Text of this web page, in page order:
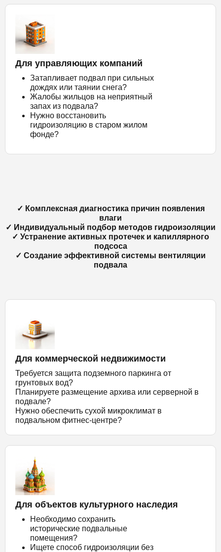
Для управляющих компаний
Затапливает подвал при сильных
дождях или таянии снега?
Жалобы жильцов на неприятный
запах из подвала?
Нужно восстановить
гидроизоляцию в старом жилом
фонде?
✓ Комплексная диагностика причин появления
влаги
✓ Индивидуальный подбор методов гидроизоляции
✓ Устранение активных протечек и капиллярного
подсоса
✓ Создание эффективной системы вентиляции
подвала
Для коммерческой недвижимости
Требуется защита подземного паркинга от
грунтовых вод?
Планируете размещение архива или серверной в
подвале?
Нужно обеспечить сухой микроклимат в
подвальном фитнес-центре?
Для объектов культурного наследия
Необходимо сохранить
исторические подвальные
помещения?
Ищете способ гидроизоляции без